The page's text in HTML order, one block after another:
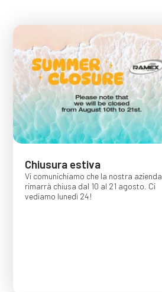
Chiusura estiva
Vi comunichiamo che la nostra azienda
rimarrà chiusa dal 10 al 21 agosto. Ci
vediamo lunedì 24!